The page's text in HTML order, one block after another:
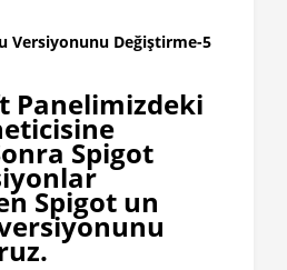
Panelimizdeki
Spigot
Spigot un